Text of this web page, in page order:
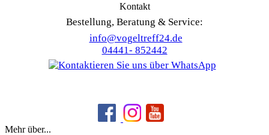
Kontakt
Bestellung, Beratung & Service:
info@vogeltreff24.de
04441- 852442
Mehr über...